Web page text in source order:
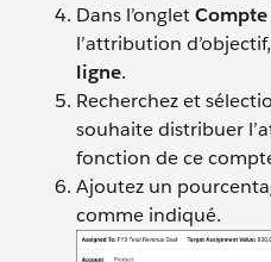
Dans l’ongletCompte
l’attribution
ligne.
Recherchez et
souhaite distribuer
fonction de ce
Ajoutez un
comme indiqué.